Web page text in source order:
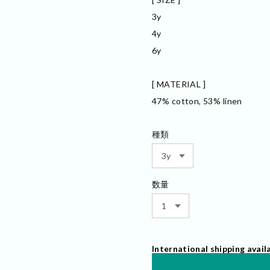
3y
4y
6y
[ MATERIAL ]
47% cotton, 53% linen
種類
数量
International shipping